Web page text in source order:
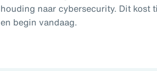
houding naar cybersecurity. Dit kost
en begin vandaag.